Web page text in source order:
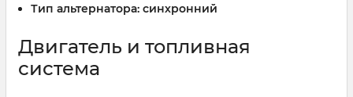
Тип альтернатора: синхронний
Двигатель и топливная
система